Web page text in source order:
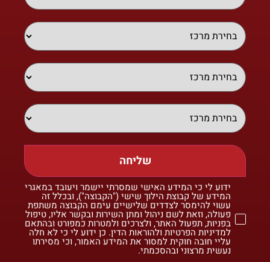
שליחה
ידוע לי כי המידע האישי שמסרתי יישמר ויעובד במאגרי
המידע של קבוצת הילוך שישי ("הקבוצה"), ובכלל זה
עשוי להימסר לצדדים שלישיים עימם הקבוצה משתפת
פעולה, וזאת לשם ניהול ומתן השירות ובקשר אליו, טיפול
בפניות, תפעול האתר, ולצרכים ולמטרות כמפורט ובהתאם
למדיניות הפרטיות ולהוראות הדין. כן ידוע לי כי לא חלה
עליי חובה חוקית למסור את המידע האמור, וכי מסירתו
נעשית מרצוני ובהסכמתי.